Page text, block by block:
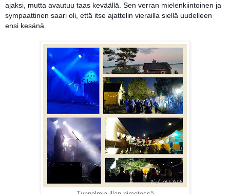
ajaksi, mutta avautuu taas keväällä. Sen verran mielenkiintoinen ja
sympaattinen saari oli, että itse ajattelin vierailla siellä uudelleen
ensi kesänä.